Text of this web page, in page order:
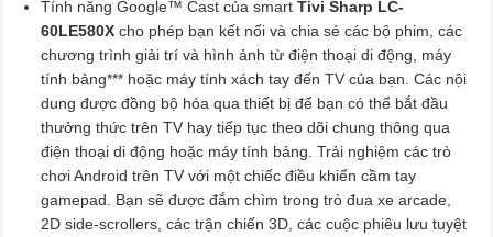
Tính năng Google™ Cast của smartTivi Sharp LC-
60LE580Xcho phép bạn kết nối và chia sẻ các bộ phim, các
chương trình giải trí và hình ảnh từ điện thoại di động, máy
tính bảng*** hoặc máy tính xách tay đến TV của bạn. Các nội
dung được đồng bộ hóa qua thiết bị để bạn có thể bắt đầu
thưởng thức trên TV hay tiếp tục theo dõi chung thông qua
điện thoại di động hoặc máy tính bảng. Trải nghiệm các trò
chơi Android trên TV với một chiếc điều khiển cầm tay
gamepad. Bạn sẽ được đắm chìm trong trò đua xe arcade,
2D side-scrollers, các trận chiến 3D, các cuộc phiêu lưu tuyệt